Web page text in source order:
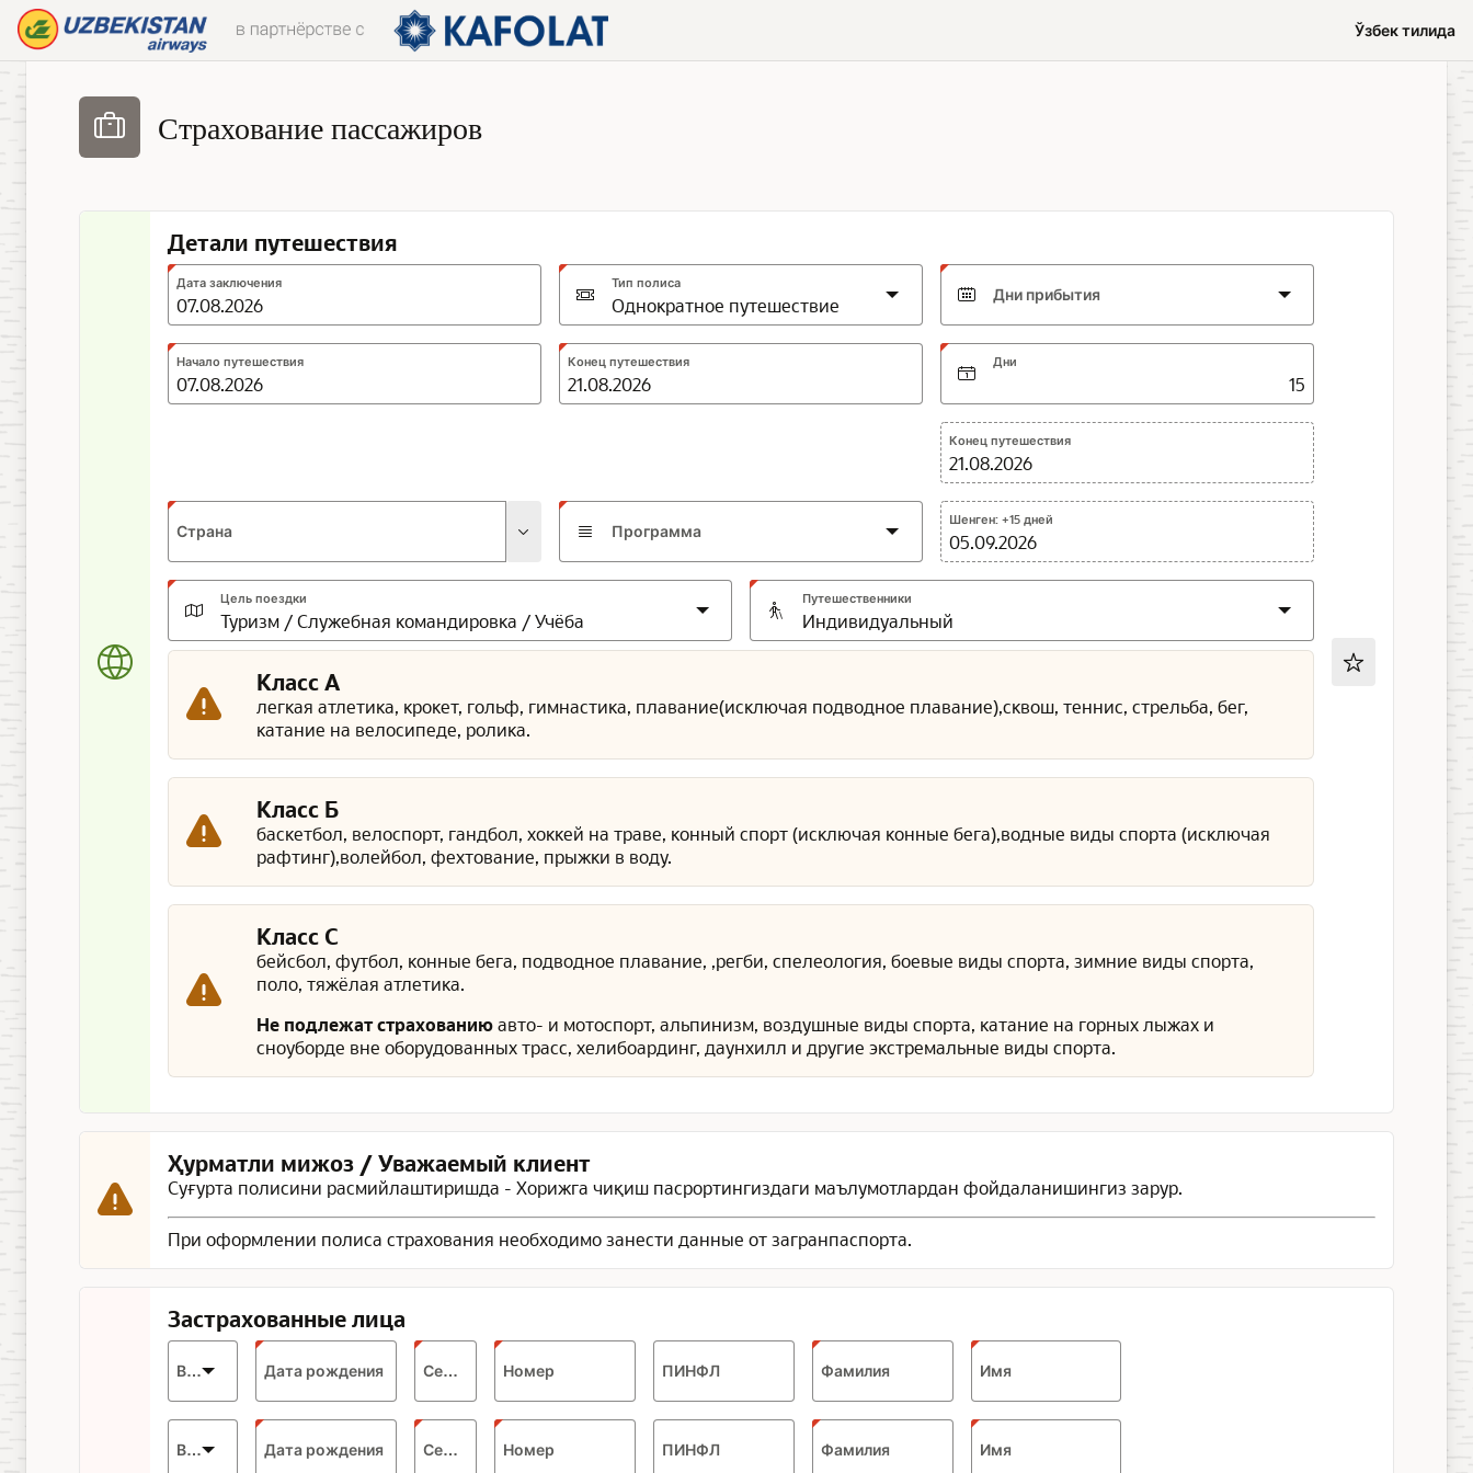
Skip to Main Content
Ўзбек тилида
Страхование пассажиров
Детали путешествия
Дата заключения
Expected
format:
DD.MM.YYYY
Тип полиса
Дни прибытия
Начало путешествия
Expected
format:
DD.MM.YYYY
Конец путешествия
Expected
format:
DD.MM.YYYY
Дни
Конец путешествия
21.08.2026
Страна Программа
Шенген: +15 дней
05.09.2026
Цель поездки Путешественники
Класс А
легкая атлетика, крокет, гольф, гимнастика, плавание(исключая подводное плавание),сквош, теннис, стрельба, бег,
катание на велосипеде, ролика.
Класс Б
баскетбол, велоспорт, гандбол, хоккей на траве, конный спорт (исключая конные бега),водные виды спорта (исключая
рафтинг),волейбол, фехтование, прыжки в воду.
Класс С
бейсбол, футбол, конные бега, подводное плавание, ,регби, спелеология, боевые виды спорта, зимние виды спорта,
поло, тяжёлая атлетика.
Не подлежат страхованиюавто- и мотоспорт, альпинизм, воздушные виды спорта, катание на горных лыжах и
сноуборде вне оборудованных трасс, хелибоардинг, даунхилл и другие экстремальные виды спорта.
Ҳурматли мижоз / Уважаемый клиент
Суғурта полисини расмийлаштиришда - Хорижга чиқиш пасрортингиздаги маълумотлардан фойдаланишингиз зарур.
При оформлении полиса страхования необходимо занести данные от загранпаспорта.
Застрахованные лица
Возраст Дата рождения
Expected
format:
DD.MM.YYYY
Серия Номер ПИНФЛ Фамилия Имя
Возраст Дата рождения
Expected
format:
Серия Номер ПИНФЛ Фамилия Имя